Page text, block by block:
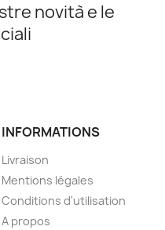
novità e le
INFORMATIONS
Livraison
Mentions légales
Conditions d'utilisation
A propos